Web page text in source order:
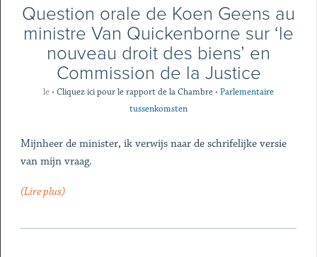
Question orale de Koen Geens au
ministre Van Quickenborne sur ‘le
nouveau droit des biens’ en
Commission de la Justice
le•Cliquez ici pour le rapport de la Chambre•Parlementaire
tussenkomsten
Mijnheer de minister, ik verwijs naar de schrifelijke versie
van mijn vraag.
(Lire plus)